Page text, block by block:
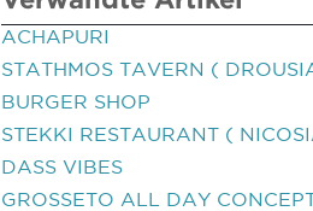
ACHAPURI
STATHMOS TAVERN (
BURGER SHOP
STEKKI RESTAURANT (
DASS VIBES
GROSSETO ALL DAY